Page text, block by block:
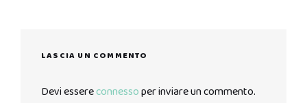
LASCIA UN COMMENTO
Devi essereconnessoper inviare un commento.